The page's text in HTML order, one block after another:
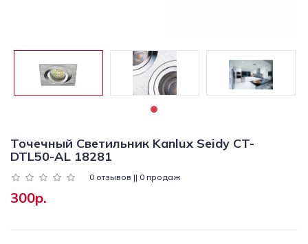
Уличные
Электротовары
Точечный Светильник Kanlux Seidy CT-
DTL50-AL 18281
0 отзывов || 0 продаж
300р.